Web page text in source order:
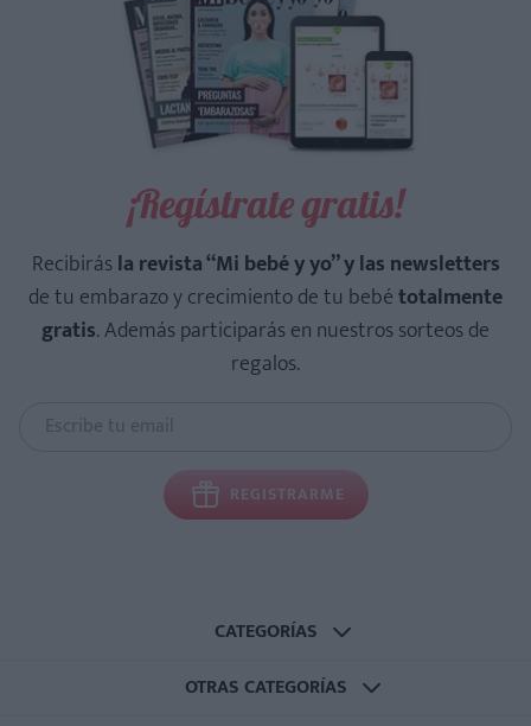
¡Regístrate gratis!
Recibirásla revista “Mi bebé y yo” y las newsletters
de tu embarazo y crecimiento de tu bebétotalmente
gratis. Además participarás en nuestros sorteos de
regalos.
REGISTRARME
CATEGORÍAS
OTRAS CATEGORÍAS